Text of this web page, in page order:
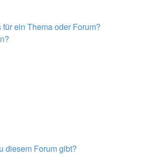
ein Thema oder Forum?
diesem Forum gibt?